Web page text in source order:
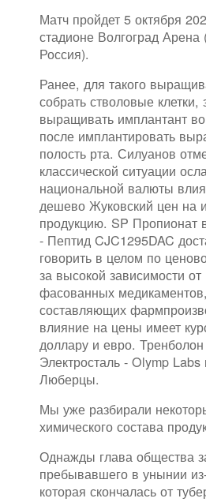
Матч пройдет 5 октября
стадионе Волгоград Арена
Россия).
Ранее, для такого
собрать стволовые клетки,
выращивать имплантант
после имплантировать
полость рта. Силуанов
классической ситуации
национальной валюты
дешево Жуковский цен на
продукцию. SP Пропионат
- Пептид CJC1295DAC
говорить в целом по
за высокой зависимости
фасованных
составляющих
влияние на цены имеет
доллару и евро.
Электросталь - Olymp
Люберцы.
Мы уже разбирали
химического состава
Однажды глава общества
пребывавшего в унынии
которая скончалась от